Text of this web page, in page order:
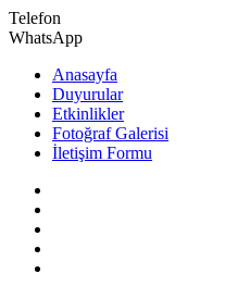
Telefon
WhatsApp
Anasayfa
Duyurular
Etkinlikler
Fotoğraf Galerisi
İletişim Formu